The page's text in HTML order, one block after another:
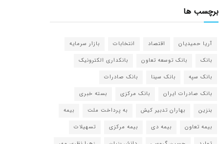
برچسب ها
آریا حمیدیان اقتصاد انتخابات
بازار سرمایه
بانک
بانک توسعه تعاون
بانکداری الکترونیک
بانک سپه
بانک سینا
بانک صادرات
بانک صادرات ایران
بانک مرکزی
بسته خبری
بنزین
بهاران تدبیر کیش به پرداخت ملت
بیمه
بیمه تعاون
بیمه دی بیمه مرکزی
تسهیلات